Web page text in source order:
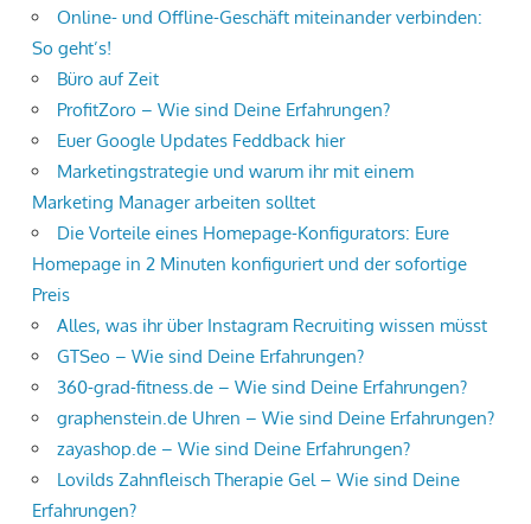
Online- und Offline-Geschäft miteinander verbinden:
So geht’s!
Büro auf Zeit
ProfitZoro – Wie sind Deine Erfahrungen?
Euer Google Updates Feddback hier
Marketingstrategie und warum ihr mit einem
Marketing Manager arbeiten solltet
Die Vorteile eines Homepage-Konfigurators: Eure
Homepage in 2 Minuten konfiguriert und der sofortige
Preis
Alles, was ihr über Instagram Recruiting wissen müsst
GTSeo – Wie sind Deine Erfahrungen?
360-grad-fitness.de – Wie sind Deine Erfahrungen?
graphenstein.de Uhren – Wie sind Deine Erfahrungen?
zayashop.de – Wie sind Deine Erfahrungen?
Lovilds Zahnfleisch Therapie Gel – Wie sind Deine
Erfahrungen?